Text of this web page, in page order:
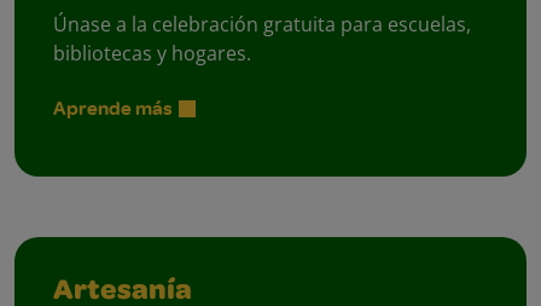
Únase a la celebración gratuita para escuelas,
bibliotecas y hogares.
Aprende más
Artesanía